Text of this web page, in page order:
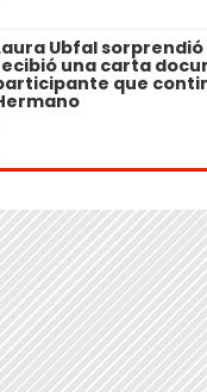
Ubfal
una carta
que